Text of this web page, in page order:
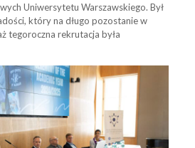
Uniwersytetu Warszawskiego. Był
który na długo pozostanie w
tegoroczna rekrutacja była